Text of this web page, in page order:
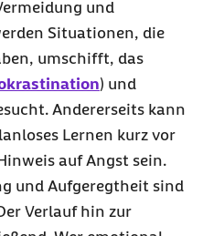
und
Situationen, die
umschifft, das
) und
Andererseits kann
Lernen kurz vor
auf Angst sein.
und Aufgeregtheit sind
Verlauf hin zur